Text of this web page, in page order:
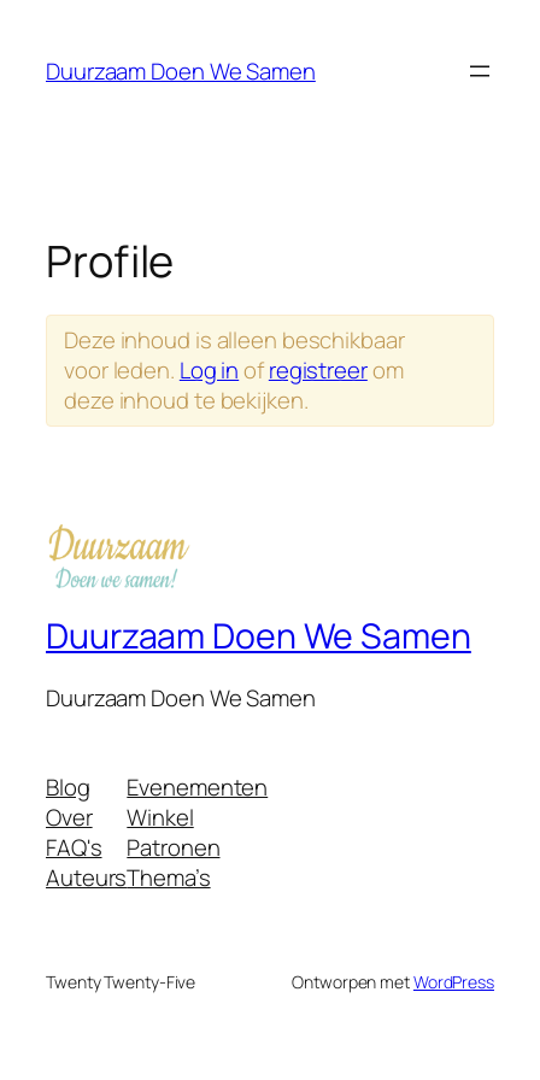
Duurzaam Doen We Samen
Profile
Deze inhoud is alleen beschikbaar
voor leden. Log inofregistreerom
deze inhoud te bekijken.
Duurzaam Doen We Samen
Duurzaam Doen We Samen
Blog
Over
FAQ's
Auteurs
Evenementen
Winkel
Patronen
Thema’s
Twenty Twenty-Five Ontworpen metWordPress